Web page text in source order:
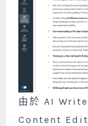
由於 AI
Content